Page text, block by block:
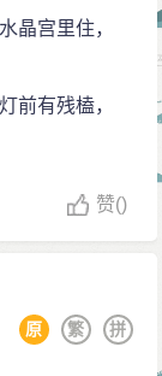
晶宫里住，
前有残榼，
赞()
拼
繁
原